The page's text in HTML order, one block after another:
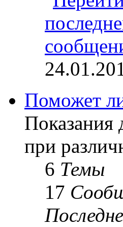
Поможет
Показания
при
6 Темы
17